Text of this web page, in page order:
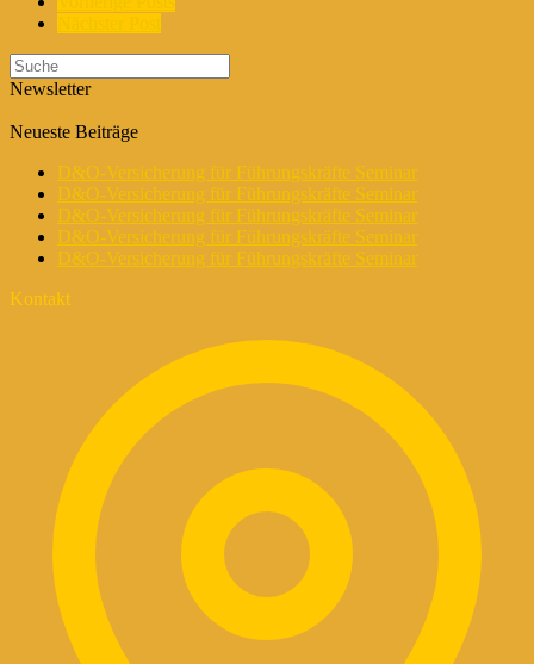
Newsletter
Neueste Beiträge
D&O-Versicherung für Führungskräfte Seminar
D&O-Versicherung für Führungskräfte Seminar
D&O-Versicherung für Führungskräfte Seminar
D&O-Versicherung für Führungskräfte Seminar
D&O-Versicherung für Führungskräfte Seminar
Kontakt